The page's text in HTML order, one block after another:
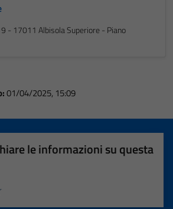
- 17011 Albisola Superiore - Piano
01/04/2025, 15:09
le informazioni su questa
5 stelle su 5
stelle su 5
su 5
5